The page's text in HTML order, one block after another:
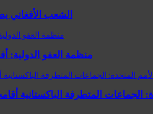
الشعب الأفغاني
منظمة العفو الدولية:
المتطرفة الباكستانية أقامت 11 معسكر تدريب في